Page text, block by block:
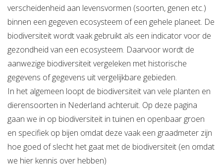
verscheidenheid aan levensvormen (soorten, genen etc.)
binnen een gegeven ecosysteem of een gehele planeet. De
biodiversiteit wordt vaak gebruikt als een indicator voor de
gezondheid van een ecosysteem. Daarvoor wordt de
aanwezige biodiversiteit vergeleken met historische
gegevens of gegevens uit vergelijkbare gebieden.
In het algemeen loopt de biodiversiteit van vele planten en
dierensoorten in Nederland achteruit. Op deze pagina
gaan we in op biodiversiteit in tuinen en openbaar groen
en specifiek op bijen omdat deze vaak een graadmeter zijn
hoe goed of slecht het gaat met de biodiversiteit (en omdat
we hier kennis over hebben)